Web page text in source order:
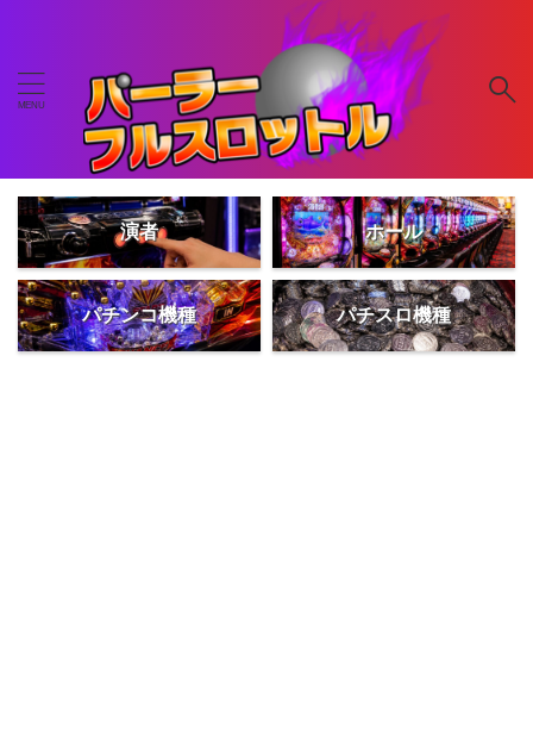
演者 ホール
パチンコ機種 パチスロ機種